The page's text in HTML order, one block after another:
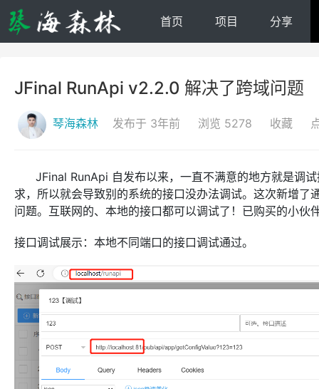
首页 项目 分享
JFinal RunApi v2.2.0 解决了跨域问题
琴海森林 发布于 3年前 浏览 5278 收藏
JFinal RunApi 自发布以来，一直不满意的地方就是调试
求，所以就会导致别的系统的接口没办法调试。这次新增
问题。互联网的、本地的接口都可以调试了！已购买的小伙
接口调试展示：本地不同端口的接口调试通过。